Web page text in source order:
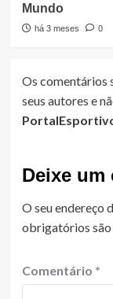
Mundo
há 3 meses 0
Os comentários
seus autores e
Deixe um
O seu endereço
obrigatórios
Comentário *